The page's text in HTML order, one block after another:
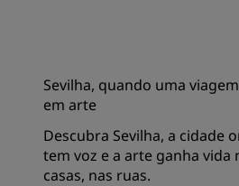
Sevilha, quando uma
em arte
Descubra Sevilha, a cidade
tem voz e a arte ganha vida
casas, nas ruas.